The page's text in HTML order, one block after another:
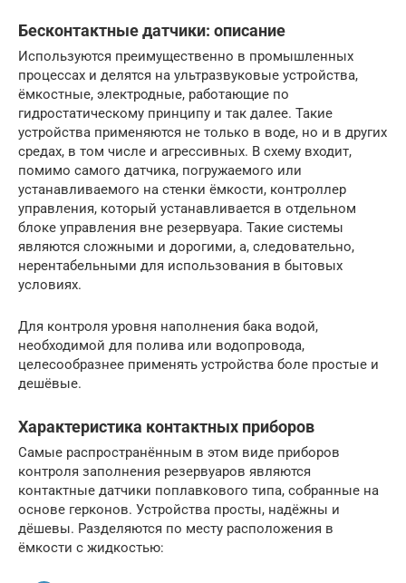
Бесконтактные датчики: описание
Используются преимущественно в промышленных
процессах и делятся на ультразвуковые устройства,
ёмкостные, электродные, работающие по
гидростатическому принципу и так далее. Такие
устройства применяются не только в воде, но и в других
средах, в том числе и агрессивных. В схему входит,
помимо самого датчика, погружаемого или
устанавливаемого на стенки ёмкости, контроллер
управления, который устанавливается в отдельном
блоке управления вне резервуара. Такие системы
являются сложными и дорогими, а, следовательно,
нерентабельными для использования в бытовых
условиях.
Для контроля уровня наполнения бака водой,
необходимой для полива или водопровода,
целесообразнее применять устройства боле простые и
дешёвые.
Характеристика контактных приборов
Самые распространённым в этом виде приборов
контроля заполнения резервуаров являются
контактные датчики поплавкового типа, собранные на
основе герконов. Устройства просты, надёжны и
дёшевы. Разделяются по месту расположения в
ёмкости с жидкостью: